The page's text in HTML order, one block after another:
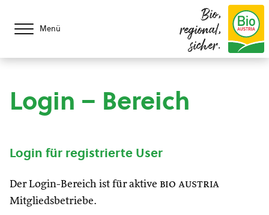
Menü
Bio,
regional,
sicher.
Login – Bereich
Login für registrierte User
Der Login-Bereich ist für aktive bio austria
Mitgliedsbetriebe.